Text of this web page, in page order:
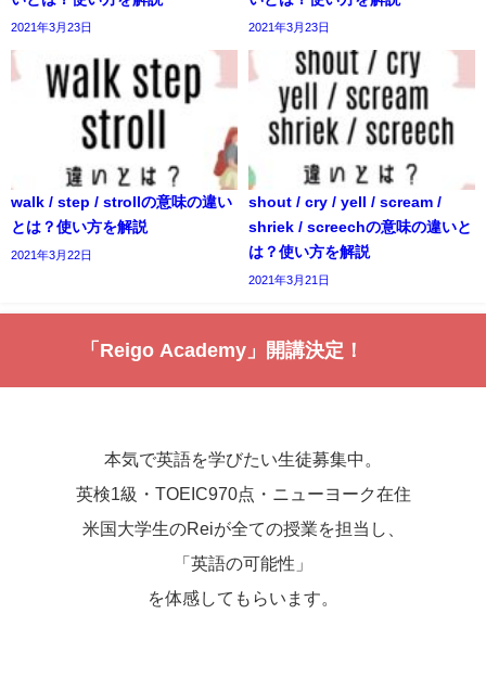
2021年3月23日 2021年3月23日
walk / step / strollの意味の違い
とは？使い方を解説
2021年3月22日
shout / cry / yell / scream /
shriek / screechの意味の違いと
は？使い方を解説
2021年3月21日
「Reigo Academy」開講決定！
本気で英語を学びたい生徒募集中。
英検1級・TOEIC970点・ニューヨーク在住
米国大学生のReiが全ての授業を担当し、
「英語の可能性」
を体感してもらいます。